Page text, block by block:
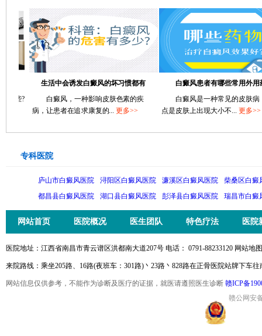
生活中会诱发白癜风的坏习惯都有
白癜风，一种影响皮肤色素的疾
病，让患者在追求康复的...更多>>
白癜风患者有哪些常用外用药?
白癜风是一种常见的皮肤病，其特
点是皮肤上出现大小不... 更多>>
专科医院
庐山市白癜风医院 浔阳区白癜风医院 濂溪区白癜风医院
柴桑区白癜
都昌县白癜风医院
湖口县白癜风医院 彭泽县白癜风医院 瑞昌市白癜
网站首页 医院概况 医生团队 特色疗法 医院
医院地址：江西省南昌市青云谱区洪都南大道207号 电话： 0791-88233120 网站地
来院路线：乘坐205路、16路(夜班车：301路)丶23路丶828路在正骨医院站牌下车
网站信息仅供参考，不能作为诊断及医疗的证据，就医请遵照医生诊断 赣ICP备
赣公网安